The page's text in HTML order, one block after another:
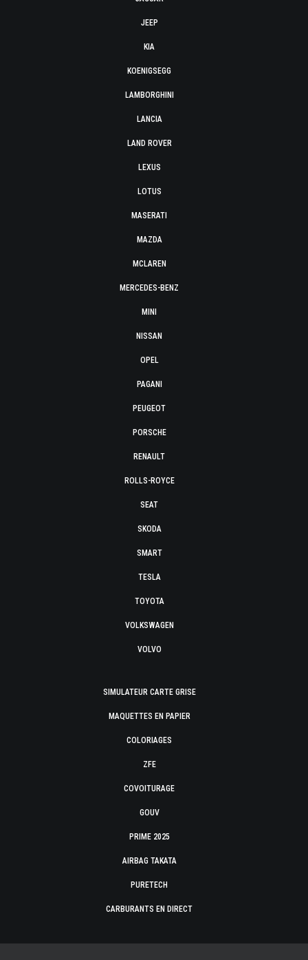
JEEP
KIA
KOENIGSEGG
LAMBORGHINI
LANCIA
LAND ROVER
LEXUS
LOTUS
MASERATI
MAZDA
MCLAREN
MERCEDES-BENZ
MINI
NISSAN
OPEL
PAGANI
PEUGEOT
PORSCHE
RENAULT
ROLLS-ROYCE
SEAT
SKODA
SMART
TESLA
TOYOTA
VOLKSWAGEN
VOLVO
SIMULATEUR CARTE GRISE
MAQUETTES EN PAPIER
COLORIAGES
ZFE
COVOITURAGE
GOUV
PRIME 2025
AIRBAG TAKATA
PURETECH
CARBURANTS EN DIRECT